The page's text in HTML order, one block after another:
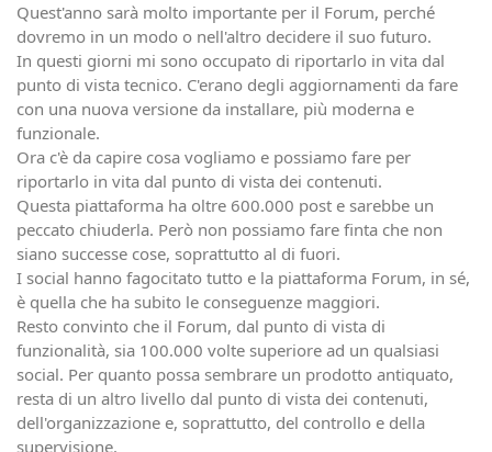
Quest'anno sarà molto importante per il Forum, perché
dovremo in un modo o nell'altro decidere il suo futuro.
In questi giorni mi sono occupato di riportarlo in vita dal
punto di vista tecnico. C'erano degli aggiornamenti da fare
con una nuova versione da installare, più moderna e
funzionale.
Ora c'è da capire cosa vogliamo e possiamo fare per
riportarlo in vita dal punto di vista dei contenuti.
Questa piattaforma ha oltre 600.000 post e sarebbe un
peccato chiuderla. Però non possiamo fare finta che non
siano successe cose, soprattutto al di fuori.
I social hanno fagocitato tutto e la piattaforma Forum, in sé,
è quella che ha subito le conseguenze maggiori.
Resto convinto che il Forum, dal punto di vista di
funzionalità, sia 100.000 volte superiore ad un qualsiasi
social. Per quanto possa sembrare un prodotto antiquato,
resta di un altro livello dal punto di vista dei contenuti,
dell'organizzazione e, soprattutto, del controllo e della
supervisione.